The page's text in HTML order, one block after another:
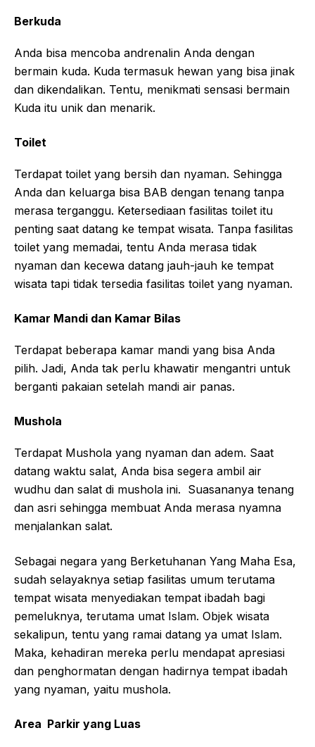
Berkuda
Anda bisa mencoba andrenalin Anda dengan
bermain kuda. Kuda termasuk hewan yang bisa jinak
dan dikendalikan. Tentu, menikmati sensasi bermain
Kuda itu unik dan menarik.
Toilet
Terdapat toilet yang bersih dan nyaman. Sehingga
Anda dan keluarga bisa BAB dengan tenang tanpa
merasa terganggu. Ketersediaan fasilitas toilet itu
penting saat datang ke tempat wisata. Tanpa fasilitas
toilet yang memadai, tentu Anda merasa tidak
nyaman dan kecewa datang jauh-jauh ke tempat
wisata tapi tidak tersedia fasilitas toilet yang nyaman.
Kamar Mandi dan Kamar Bilas
Terdapat beberapa kamar mandi yang bisa Anda
pilih. Jadi, Anda tak perlu khawatir mengantri untuk
berganti pakaian setelah mandi air panas.
Mushola
Terdapat Mushola yang nyaman dan adem. Saat
datang waktu salat, Anda bisa segera ambil air
wudhu dan salat di mushola ini. Suasananya tenang
dan asri sehingga membuat Anda merasa nyamna
menjalankan salat.
Sebagai negara yang Berketuhanan Yang Maha Esa,
sudah selayaknya setiap fasilitas umum terutama
tempat wisata menyediakan tempat ibadah bagi
pemeluknya, terutama umat Islam. Objek wisata
sekalipun, tentu yang ramai datang ya umat Islam.
Maka, kehadiran mereka perlu mendapat apresiasi
dan penghormatan dengan hadirnya tempat ibadah
yang nyaman, yaitu mushola.
Area Parkir yang Luas